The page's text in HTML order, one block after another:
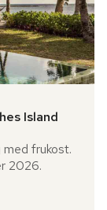
Island
frukost.
2026.